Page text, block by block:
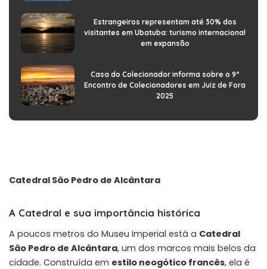
Estrangeiros representam até 30% dos
visitantes em Ubatuba: turismo internacional
em expansão
Casa do Colecionador informa sobre o 9º
Encontro de Colecionadores em Juiz de Fora
2025
Catedral São Pedro de Alcântara
A Catedral e sua importância histórica
A poucos metros do Museu Imperial está a Catedral
São Pedro de Alcântara, um dos marcos mais belos da
cidade. Construída em estilo neogótico francês, ela é